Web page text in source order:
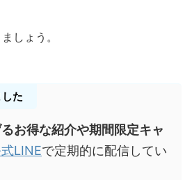
しょう。
た
お得な紹介や期間限定キャ
LINEで定期的に配信してい